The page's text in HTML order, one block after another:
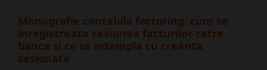
Monografie contabila factoring: cum se
inregistreaza cesiunea facturilor catre
banca si ce se intampla cu creanta
cesionata